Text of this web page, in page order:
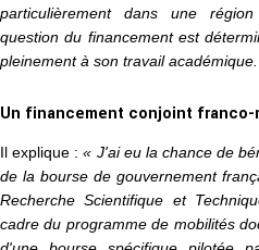
particulièrement dans une
question du financement est
pleinement à son travail
Un financement conjoint franco-
Il explique :« J'ai eu la chance de
de la bourse de gouvernement
Recherche Scientifique et
cadre du programme de mobilités